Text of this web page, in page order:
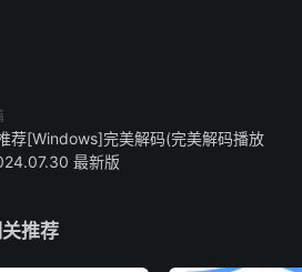
荐[Windows]完美解码(完美解码播放
最新版
推荐